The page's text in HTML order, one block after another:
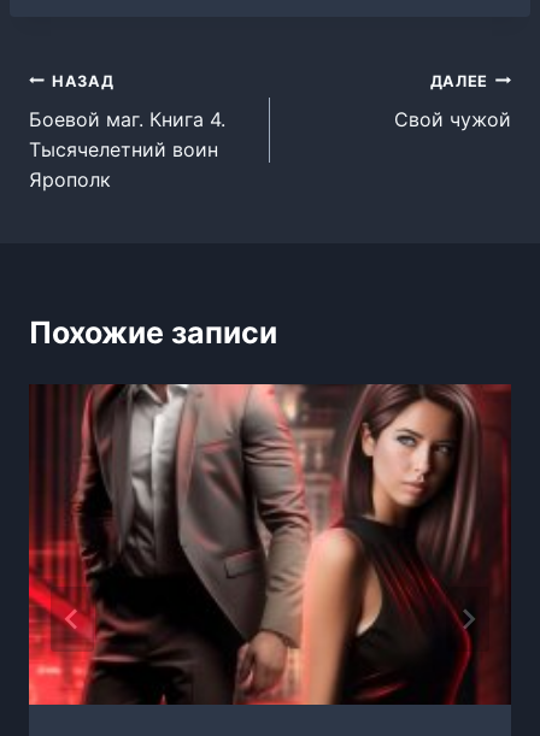
Навигация
по
записям
НАЗАД
Боевой маг. Книга 4.
Тысячелетний воин
Ярополк
ДАЛЕЕ
Свой чужой
Похожие записи